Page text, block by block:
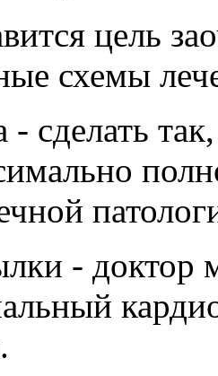
цель
схемы
- сделать
- доктор